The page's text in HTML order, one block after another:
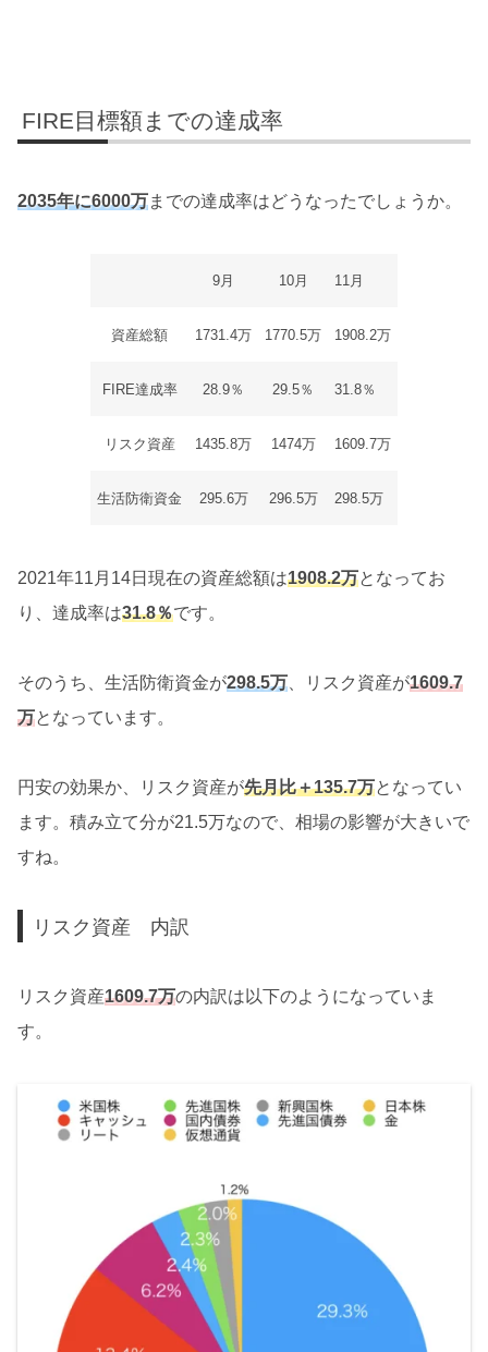
FIRE目標額までの達成率
2035年に6000万までの達成率はどうなったでしょうか。
9月 10月 11月
資産総額 1731.4万 1770.5万 1908.2万
FIRE達成率 28.9％ 29.5％ 31.8％
リスク資産 1435.8万 1474万 1609.7万
生活防衛資金 295.6万 296.5万 298.5万
2021年11月14日現在の資産総額は1908.2万となってお
り、達成率は31.8％です。
そのうち、生活防衛資金が298.5万 、リスク資産が1609.7
万となっています。
円安の効果か、リスク資産が先月比＋135.7万となってい
ます。積み立て分が21.5万なので、相場の影響が大きいで
すね。
リスク資産 内訳
リスク資産1609.7万の内訳は以下のようになっていま
す。